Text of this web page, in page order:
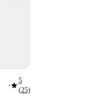
■star5
(25)